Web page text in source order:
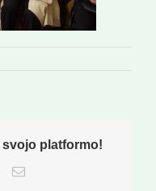
svojo platformo!
Email